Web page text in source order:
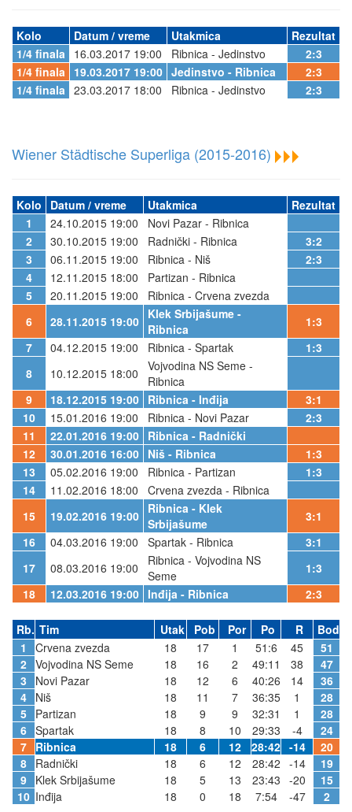
Kolo Datum / vreme Utakmica
Rezultat
1/4 finala 16.03.2017 19:00 Ribnica - Jedinstvo
2:3
1/4 finala 19.03.2017 19:00 Jedinstvo - Ribnica
2:3
1/4 finala 23.03.2017 18:00 Ribnica - Jedinstvo 2:3
Wiener Städtische Superliga (2015-2016)
Kolo Datum / vreme Utakmica
Rezultat
1
24.10.2015 19:00
Novi Pazar - Ribnica
2
30.10.2015 19:00 Radnički - Ribnica
3:2
3
06.11.2015 19:00 Ribnica - Niš
2:3
4
12.11.2015 18:00
Partizan - Ribnica
5
20.11.2015 19:00
Ribnica - Crvena zvezda
6
28.11.2015 19:00 Klek Srbijašume -
Ribnica
1:3
7
04.12.2015 19:00 Ribnica - Spartak
1:3
8
10.12.2015 18:00
Vojvodina NS Seme -
Ribnica
9
18.12.2015 19:00 Ribnica - Inđija
3:1
10
15.01.2016 19:00 Ribnica - Novi Pazar
2:3
11
22.01.2016 19:00 Ribnica - Radnički
12
30.01.2016 16:00 Niš - Ribnica
1:3
13
05.02.2016 19:00 Ribnica - Partizan
1:3
14
11.02.2016 18:00
Crvena zvezda - Ribnica
15
19.02.2016 19:00 Ribnica - Klek
Srbijašume
3:1
16
04.03.2016 19:00 Spartak - Ribnica
3:1
17
08.03.2016 19:00
Ribnica - Vojvodina NS
Seme
1:3
18
12.03.2016 19:00 Inđija - Ribnica 2:3
Rb. Tim Utak Pob Por Po R
Bod
1
Crvena zvezda 18 17 1 51:6 45
51
2 Vojvodina NS Seme 18 16 2 49:11 38
47
3
Novi Pazar 18 12 6 40:26 14
36
4 Niš 18 11 7 36:35 1
28
5 Partizan 18 9 9 32:31 1
28
6 Spartak 18 8 10 29:33 -4
24
7 Ribnica 18 6 12 28:42 -14
20
8 Radnički 18 6 12 28:42 -14
19
9 Klek Srbijašume 18 5 13 23:43 -20
15
10 Inđija 18 0 18 7:54 -47 2